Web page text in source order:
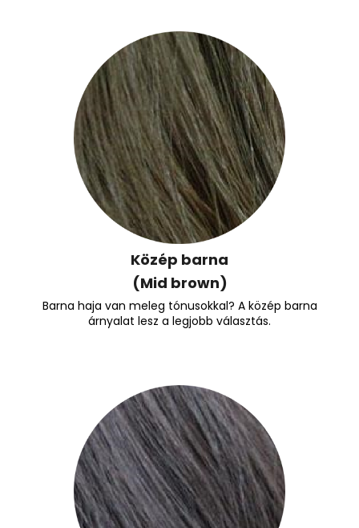
Közép barna
(Mid brown)
Barna haja van meleg tónusokkal? A közép barna
árnyalat lesz a legjobb választás.